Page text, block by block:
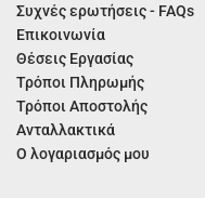
Συχνές ερωτήσεις - FAQs
Επικοινωνία
Θέσεις Εργασίας
Τρόποι Πληρωμής
Τρόποι Αποστολής
Ανταλλακτικά
Ο λογαριασμός μου